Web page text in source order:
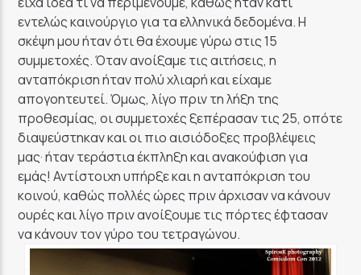
εντελώς καινούργιο για τα ελληνικά δεδομένα. Η
σκέψη μου ήταν ότι θα έχουμε γύρω στις 15
συμμετοχές. Όταν ανοίξαμε τις αιτήσεις, η
ανταπόκριση ήταν πολύ χλιαρή και είχαμε
απογοητευτεί. Όμως, λίγο πριν τη λήξη της
προθεσμίας, οι συμμετοχές ξεπέρασαν τις 25, οπότε
διαψεύστηκαν και οι πιο αισιόδοξες προβλέψεις
μας· ήταν τεράστια έκπληξη και ανακούφιση για
εμάς! Αντίστοιχη υπήρξε και η ανταπόκριση του
κοινού, καθώς πολλές ώρες πριν άρχισαν να κάνουν
ουρές και λίγο πριν ανοίξουμε τις πόρτες έφτασαν
να κάνουν τον γύρο του τετραγώνου.